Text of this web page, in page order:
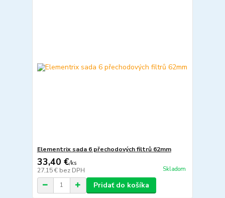
Elementrix sada 6 přechodových filtrů 62mm
33,40 €/ks
27,15 € bez DPH Skladom
Pridať do košíka